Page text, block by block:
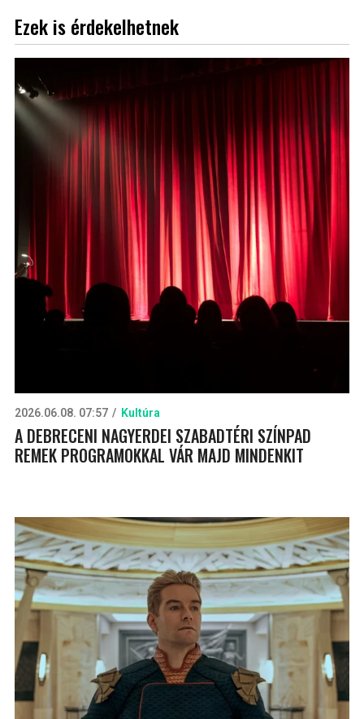
Ezek is érdekelhetnek
2026.06.08. 07:57 Kultúra
A DEBRECENI NAGYERDEI SZABADTÉRI SZÍNPAD
REMEK PROGRAMOKKAL VÁR MAJD MINDENKIT